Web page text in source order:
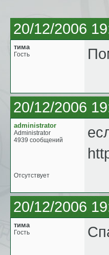
20/12/2006
тима
Гость
20/12/2006
administrator
Administrator
4939 сообщений
Отсутствует
20/12/2006
тима
Гость